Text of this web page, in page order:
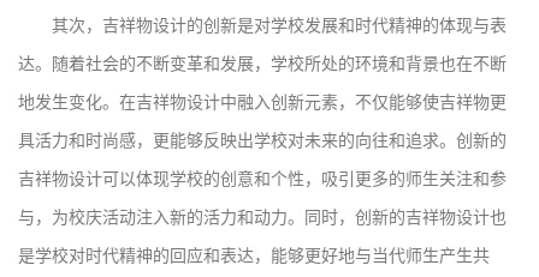
其次，吉祥物设计的创新是对学校发展和时代精神的体现与表
达。随着社会的不断变革和发展，学校所处的环境和背景也在不断
地发生变化。在吉祥物设计中融入创新元素，不仅能够使吉祥物更
具活力和时尚感，更能够反映出学校对未来的向往和追求。创新的
吉祥物设计可以体现学校的创意和个性，吸引更多的师生关注和参
与，为校庆活动注入新的活力和动力。同时，创新的吉祥物设计也
是学校对时代精神的回应和表达，能够更好地与当代师生产生共